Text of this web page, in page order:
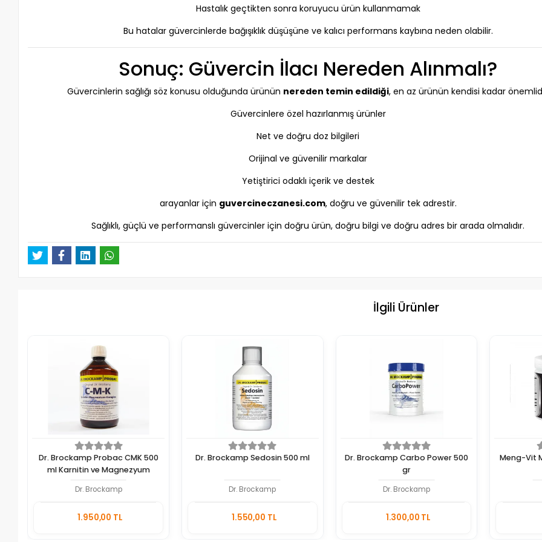
Hastalık geçtikten sonra koruyucu ürün kullanmamak
Bu hatalar güvercinlerde bağışıklık düşüşüne ve kalıcı performans kaybına neden olabilir.
Sonuç: Güvercin İlacı Nereden Alınmalı?
Güvercinlerin sağlığı söz konusu olduğunda ürünün nereden temin edildiği, en az ürünün kendisi kadar
Güvercinlere özel hazırlanmış ürünler
Net ve doğru doz bilgileri
Orijinal ve güvenilir markalar
Yetiştirici odaklı içerik ve destek
arayanlar için guvercineczanesi.com, doğru ve güvenilir tek adrestir.
Sağlıklı, güçlü ve performanslı güvercinler için doğru ürün, doğru bilgi ve doğru adres bir arada olmalıdır.
İlgili Ürünler
Dr. Brockamp Probac CMK 500
ml Karnitin ve Magnezyum
Dr. Brockamp
1.950,00 TL
Dr. Brockamp Sedosin 500 ml
Dr. Brockamp
1.550,00 TL
Dr. Brockamp Carbo Power 500
gr
Dr. Brockamp
1.300,00 TL
Meng-Vit